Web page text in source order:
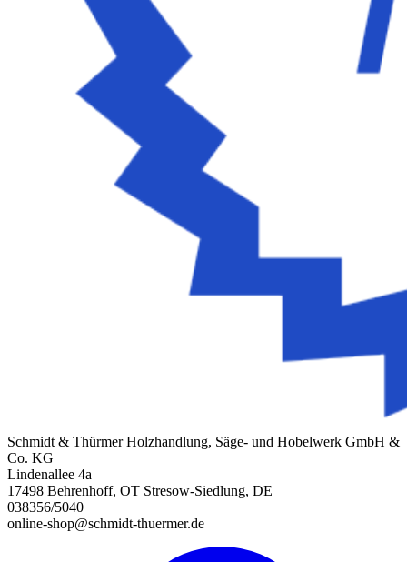
Schmidt & Thürmer Holzhandlung, Säge- und Hobelwerk GmbH &
Co. KG
Lindenallee 4a
17498 Behrenhoff, OT Stresow-Siedlung, DE
038356/5040
online-shop@schmidt-thuermer.de